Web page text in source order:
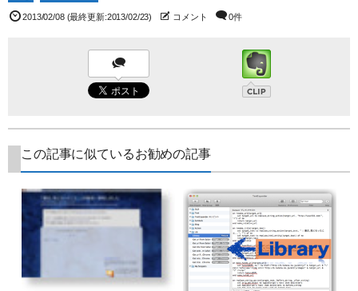
2013/02/08(最終更新:2013/02/23) コメント 0件
この記事に似ているお勧めの記事